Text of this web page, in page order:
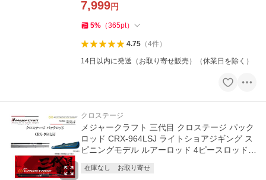
7,999円
5% （365pt）
4.75（4件）
14日以内に発送（お取り寄せ販売）（休業日を除く）
クロステージ
メジャークラフト 三代目 クロステージ パック
ロッド CRX-964LSJ ライトショアジギング ス
ピニングモデル ルアーロッド 4ピースロッド
在庫なし お取り寄せ